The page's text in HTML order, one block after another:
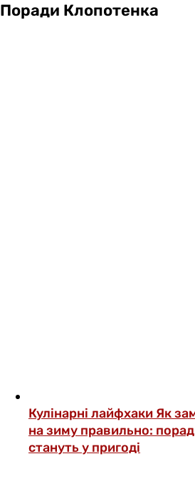
Поради Клопотенка
Кулінарні лайфхаки Як
на зиму правильно:
стануть у пригоді